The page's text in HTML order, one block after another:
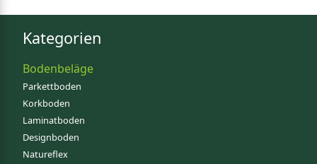
Kategorien
Bodenbeläge
Parkettboden
Korkboden
Laminatboden
Designboden
Natureflex